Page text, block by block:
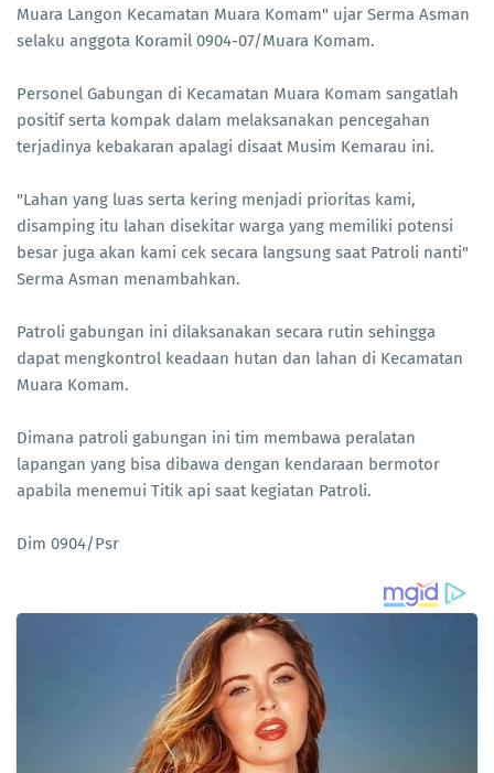
Muara Langon Kecamatan Muara Komam" ujar Serma Asman
selaku anggota Koramil 0904-07/Muara Komam.
Personel Gabungan di Kecamatan Muara Komam sangatlah
positif serta kompak dalam melaksanakan pencegahan
terjadinya kebakaran apalagi disaat Musim Kemarau ini.
"Lahan yang luas serta kering menjadi prioritas kami,
disamping itu lahan disekitar warga yang memiliki potensi
besar juga akan kami cek secara langsung saat Patroli nanti"
Serma Asman menambahkan.
Patroli gabungan ini dilaksanakan secara rutin sehingga
dapat mengkontrol keadaan hutan dan lahan di Kecamatan
Muara Komam.
Dimana patroli gabungan ini tim membawa peralatan
lapangan yang bisa dibawa dengan kendaraan bermotor
apabila menemui Titik api saat kegiatan Patroli.
Dim 0904/Psr